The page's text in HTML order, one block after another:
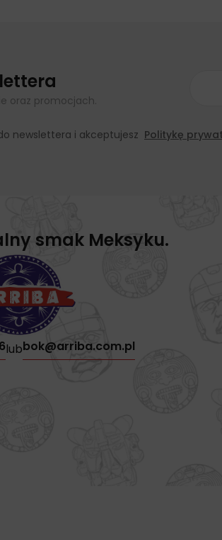
oraz promocjach.
newslettera i akceptujesz Politykę
smak Meksyku.
lubbok@arriba.com.pl